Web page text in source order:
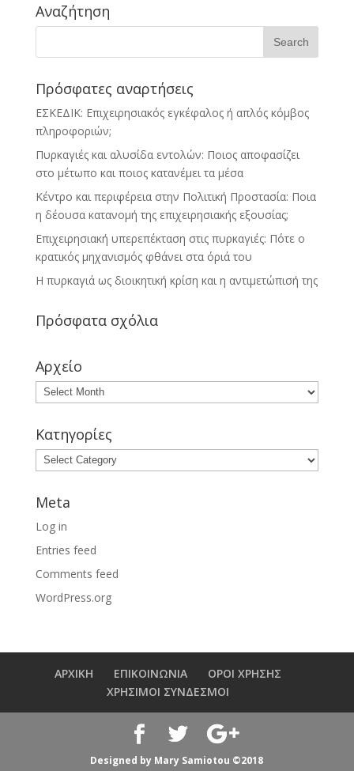
Αναζήτηση
Πρόσφατες αναρτήσεις
ΕΣΚΕΔΙΚ: Επιχειρησιακός εγκέφαλος ή απλός κόμβος
πληροφοριών;
Πυρκαγιές και αλυσίδα εντολών: Ποιος αποφασίζει
στο μέτωπο και ποιος κατανέμει τα μέσα
Κέντρο και περιφέρεια στην Πολιτική Προστασία: Ποια
η δέουσα κατανομή της επιχειρησιακής εξουσίας;
Επιχειρησιακή υπερεπέκταση στις πυρκαγιές: Πότε ο
κρατικός μηχανισμός φθάνει στα όριά του
Η πυρκαγιά ως διοικητική κρίση και η αντιμετώπισή της
Πρόσφατα σχόλια
Αρχείο
Κατηγορίες
Meta
Log in
Entries feed
Comments feed
WordPress.org
ΑΡΧΙΚΗ ΕΠΙΚΟΙΝΩΝΙΑ
ΟΡΟΙ ΧΡΗΣΗΣ
ΧΡΗΣΙΜΟΙ ΣΥΝΔΕΣΜΟΙ
Designed by Mary Samiotou ©2018